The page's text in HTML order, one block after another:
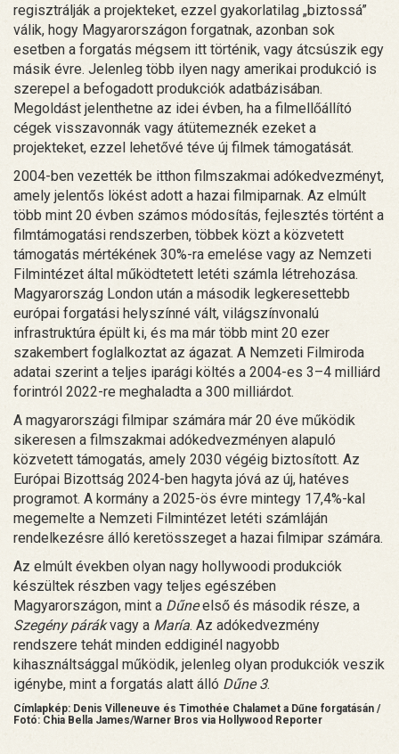
regisztrálják a projekteket, ezzel gyakorlatilag „biztossá”
válik, hogy Magyarországon forgatnak, azonban sok
esetben a forgatás mégsem itt történik, vagy átcsúszik egy
másik évre. Jelenleg több ilyen nagy amerikai produkció is
szerepel a befogadott produkciók adatbázisában.
Megoldást jelenthetne az idei évben, ha a filmellőállító
cégek visszavonnák vagy átütemeznék ezeket a
projekteket, ezzel lehetővé téve új filmek támogatását.
2004-ben vezették be itthon filmszakmai adókedvezményt,
amely jelentős lökést adott a hazai filmiparnak. Az elmúlt
több mint 20 évben számos módosítás, fejlesztés történt a
filmtámogatási rendszerben, többek közt a közvetett
támogatás mértékének 30%-ra emelése vagy az Nemzeti
Filmintézet által működtetett letéti számla létrehozása.
Magyarország London után a második legkeresettebb
európai forgatási helyszínné vált, világszínvonalú
infrastruktúra épült ki, és ma már több mint 20 ezer
szakembert foglalkoztat az ágazat. A Nemzeti Filmiroda
adatai szerint a teljes iparági költés a 2004-es 3–4 milliárd
forintról 2022-re meghaladta a 300 milliárdot.
A magyarországi filmipar számára már 20 éve működik
sikeresen a filmszakmai adókedvezményen alapuló
közvetett támogatás, amely 2030 végéig biztosított. Az
Európai Bizottság 2024-ben hagyta jóvá az új, hatéves
programot. A kormány a 2025-ös évre mintegy 17,4%-kal
megemelte a Nemzeti Filmintézet letéti számláján
rendelkezésre álló keretösszeget a hazai filmipar számára.
Az elmúlt években olyan nagy hollywoodi produkciók
készültek részben vagy teljes egészében
Magyarországon, mint a Dűneelső és második része, a
Szegény párákvagy a María. Az adókedvezmény
rendszere tehát minden eddiginél nagyobb
kihasználtsággal működik, jelenleg olyan produkciók veszik
igénybe, mint a forgatás alatt álló Dűne 3.
Címlapkép: Denis Villeneuve és Timothée Chalamet a Dűne forgatásán /
Fotó: Chia Bella James/Warner Bros via Hollywood Reporter